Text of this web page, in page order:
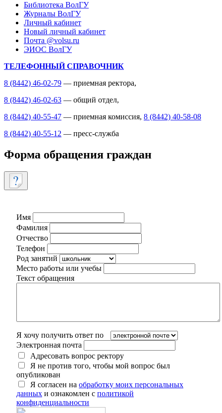
Библиотека ВолГУ
Журналы ВолГУ
Личный кабинет
Новый личный кабинет
Почта @volsu.ru
ЭИОС ВолГУ
ТЕЛЕФОННЫЙ СПРАВОЧНИК
8 (8442) 46-02-79 — приемная ректора,
8 (8442) 46-02-63 — общий отдел,
8 (8442) 40-55-47 — приемная комиссия, 8 (8442) 40-58-08
8 (8442) 40-55-12 — пресс-служба
Форма обращения граждан
Имя
Фамилия
Отчество
Телефон
Род занятий
Место работы или учебы
Текст обращения
Я хочу получить ответ по
Электронная почта
Адресовать вопрос ректору
Я не против того, чтобы мой вопрос был
опубликован
Я согласен на обработку моих персональных
данных и ознакомлен с политикой
конфиденциальности